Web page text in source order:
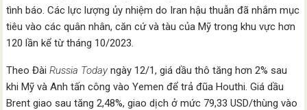
tình báo. Các lực lượng ủy nhiệm do Iran hậu thuẫn đã nhắm mục
tiêu vào các quân nhân, căn cứ và tàu của Mỹ trong khu vực hơn
120 lần kể từ tháng 10/2023.
Theo ĐàiRussia Today ngày 12/1, giá dầu thô tăng hơn 2% sau
khi Mỹ và Anh tấn công vào Yemen để trả đũa Houthi. Giá dầu
Brent giao sau tăng 2,48%, giao dịch ở mức 79,33 USD/thùng vào